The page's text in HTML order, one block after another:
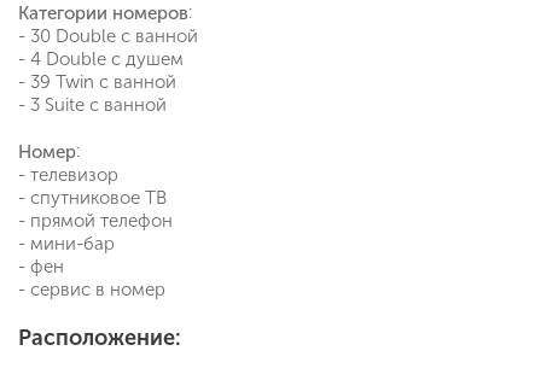
Категории номеров:
- 30 Double с ванной
- 4 Double с душем
- 39 Twin с ванной
- 3 Suite с ванной
Номер:
- телевизор
- спутниковое ТВ
- прямой телефон
- мини-бар
- фен
- сервис в номер
Расположение: